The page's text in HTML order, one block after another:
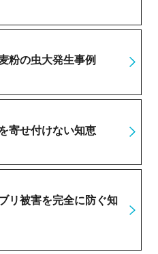
粉の虫大発生事例
寄せ付けない知恵
リ被害を完全に防ぐ知